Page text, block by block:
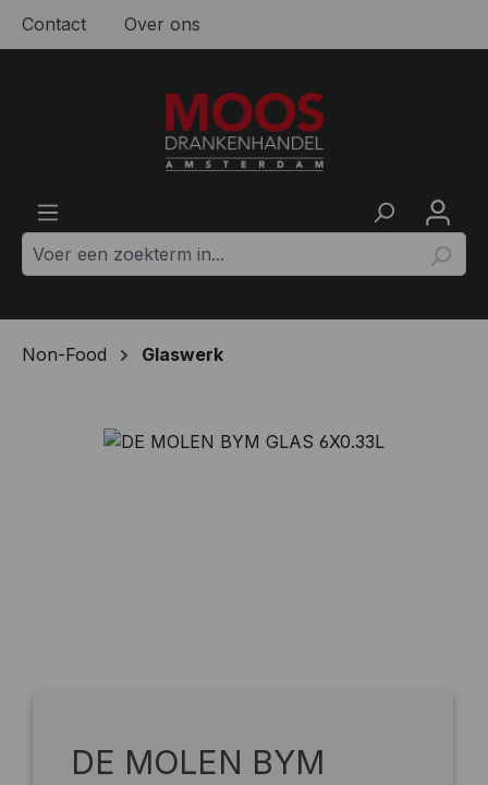
Ga naar de hoofdinhoud
Contact Over ons
Non-Food Glaswerk
Afbeeldingengalerij overslaan
DE MOLEN BYM